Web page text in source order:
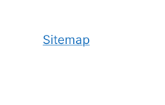
Sitemap